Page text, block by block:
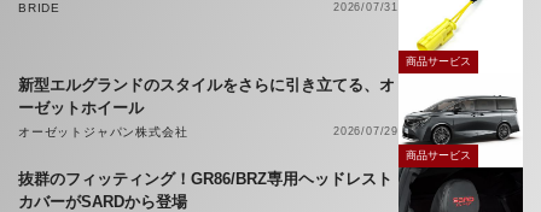
BRIDE 2026/07/31
商品サービス
新型エルグランドのスタイルをさらに引き立てる、オ
ーゼットホイール
オーゼットジャパン株式会社
2026/07/29
商品サービス
抜群のフィッティング！GR86/BRZ専用ヘッドレスト
カバーがSARDから登場